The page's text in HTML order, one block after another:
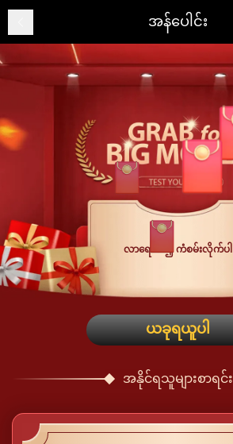
အန်ပေါင်း
လာရောက်၍ ကံစမ်းလိုက်ပါ
ယခုရယူပါ
အနိုင်ရသူများစာရင်း
08****** ရရှိ 10.74 THB
2026-08-08 15:03:05
kh****** ရရှိ 8.82 THB
2026-08-08 15:02:41
2026-08-08 15:02:06
sa****** ရရှိ 6.39 THB
2026-08-08 15:01:56
om****** ရရှိ 4.24 THB
2026-08-08 15:01:29
6
Nu****** ရရှိ 39.1 THB
7
Sm****** ရရှိ 8.19 THB
2026-08-08 15:00:03
2026-08-08 14:56:14
Ja****** ရရှိ 6.33 THB
Sh****** ရရှိ 8.55 THB
100
So****** ရရှိ 1.64 THB